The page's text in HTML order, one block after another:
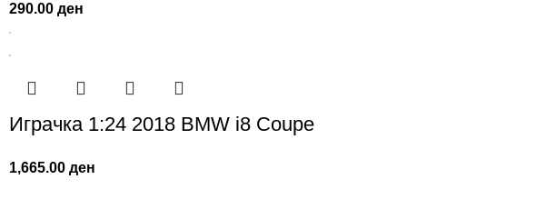
290.00ден
Играчка 1:24 2018 BMW i8 Coupe
1,665.00ден